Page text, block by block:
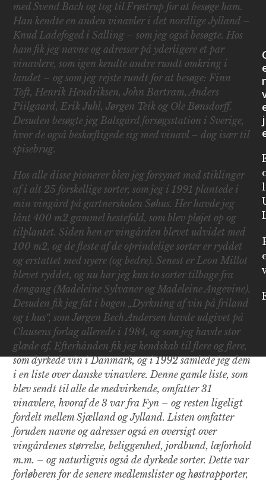
med Svend Bach og tog til Frøstrup for at besøge ham.
Han kendte en anden vinavler i det nordlige Jylland –
Knud Ladefoged i Salling – som jeg også besøgte. Hos
ham fik jeg navne og adresser på yderligere et par
vinavlere, som igen kendte andre rundt omkring i
landet – og som jeg rejste rundt for at besøge: Finn
Toft, Henrik Hendriksen, John Bartram, Anders
Piilgaard, Erik Juhl, Jørgen Teik og Ole Bønsdorff.
Desuden besøgte jeg Balsgård forsøgsstation i Sverige,
hvor de også beskæftigede sig med vinavl – dog især til
spisebrug.
Hos alle disse pionerer blev jeg forsynet med stiklinger
af i alt 25 forskellige sorter, som jeg i 1991 plantede i
min vingård på gartnerskolen Søhus. Her havde jeg
lånt 400 m2 gammel hestefold, som blev pløjet op og
tilplantet. Siden hen er vingården blevet udvidet med
100 m2, og de fleste af de oprindelige sorter er ryddet
og erstattet med nyere (og bedre). Senest er Leon Millot
blevet ryddet, og nu har jeg kun to sorter tilbage fra
dengang (Madeleine Sylvaner og Madeleine Angevine).
Desuden fik jeg fat i bogen „Dyrkning af vin på friland
og i hus“, som Jørgen Bech Andersen havde udgivet på
Clausens forlag allerede i 1984, og som jeg havde stor
glæde af. Efterhånden fik jeg kendskab til flere og flere,
som dyrkede vin i Danmark, og i 1992 samlede jeg dem
i en liste over danske vinavlere. Denne gamle liste, som
blev sendt til alle de medvirkende, omfatter 31
vinavlere, hvoraf de 3 var fra Fyn – og resten ligeligt
fordelt mellem Sjælland og Jylland. Listen omfatter
foruden navne og adresser også en oversigt over
vingårdenes størrelse, beliggenhed, jordbund, læforhold
m.m. – og naturligvis også de dyrkede sorter. Dette var
forløberen for de senere medlemslister og høstrapporter,
j